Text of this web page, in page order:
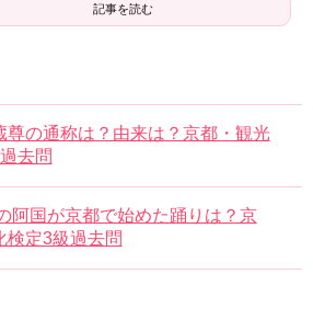
記事を読む
尊の通称は？由来は？京都・観光
去問
阿国が京都で始めた踊りは？京
検定3級過去問